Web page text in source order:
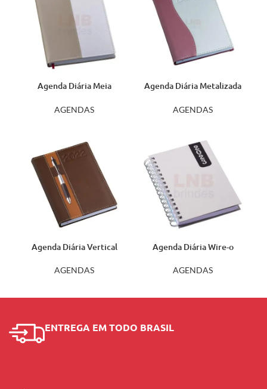
Agenda Diária Meia
AGENDAS
Agenda Diária Metalizada
AGENDAS
Agenda Diária Vertical
AGENDAS
Agenda Diária Wire-o
AGENDAS
ENTREGA EM TODO BRASIL